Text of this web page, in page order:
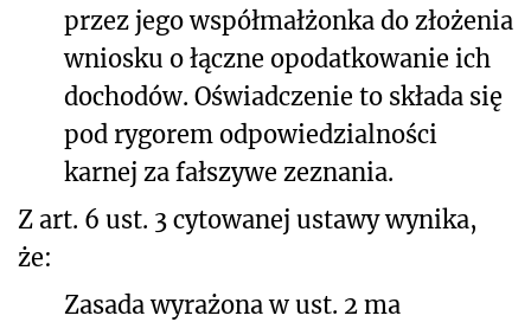
przez jego współmałżonka do złożenia
wniosku o łączne opodatkowanie ich
dochodów. Oświadczenie to składa się
pod rygorem odpowiedzialności
karnej za fałszywe zeznania.
Z art. 6 ust. 3 cytowanej ustawy wynika,
że:
Zasada wyrażona w ust. 2 ma